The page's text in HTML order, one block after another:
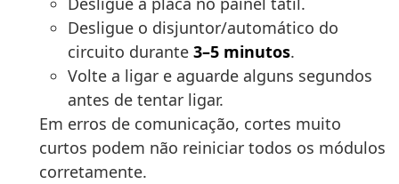
Desligue o disjuntor/automático do
circuito durante 3–5 minutos.
Volte a ligar e aguarde alguns segundos
antes de tentar ligar.
Em erros de comunicação, cortes muito
curtos podem não reiniciar todos os módulos
corretamente.